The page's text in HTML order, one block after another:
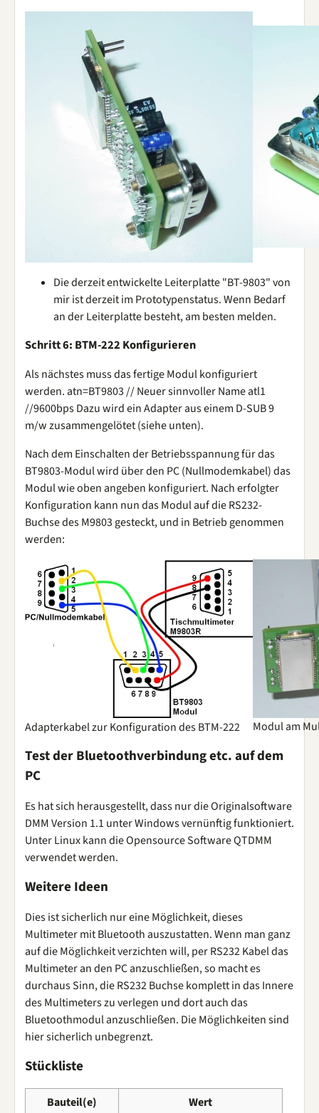
Die derzeit entwickelte Leiterplatte "BT-9803" von
mir ist derzeit im Prototypenstatus. Wenn Bedarf
an der Leiterplatte besteht, am besten melden.
Schritt 6: BTM-222 Konfigurieren
Als nächstes muss das fertige Modul konfiguriert
werden. atn=BT9803 // Neuer sinnvoller Name atl1
//9600bps Dazu wird ein Adapter aus einem D-SUB 9
m/w zusammengelötet (siehe unten).
Nach dem Einschalten der Betriebsspannung für das
BT9803-Modul wird über den PC (Nullmodemkabel) das
Modul wie oben angeben konfiguriert. Nach erfolgter
Konfiguration kann nun das Modul auf die RS232-
Buchse des M9803 gesteckt, und in Betrieb genommen
werden:
Adapterkabel zur Konfiguration des BTM-222 Modul am
Test der Bluetoothverbindung etc. auf dem
PC
Es hat sich herausgestellt, dass nur die Originalsoftware
DMM Version 1.1 unter Windows vernünftig funktioniert.
Unter Linux kann die Opensource Software QTDMM
verwendet werden.
Weitere Ideen
Dies ist sicherlich nur eine Möglichkeit, dieses
Multimeter mit Bluetooth auszustatten. Wenn man ganz
auf die Möglichkeit verzichten will, per RS232 Kabel das
Multimeter an den PC anzuschließen, so macht es
durchaus Sinn, die RS232 Buchse komplett in das Innere
des Multimeters zu verlegen und dort auch das
Bluetoothmodul anzuschließen. Die Möglichkeiten sind
hier sicherlich unbegrenzt.
Stückliste
Bauteil(e)
Wert